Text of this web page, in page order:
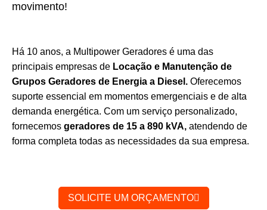
movimento!
Há 10 anos, a Multipower Geradores é uma das
principais empresas de Locação e Manutenção de
Grupos Geradores de Energia a Diesel. Oferecemos
suporte essencial em momentos emergenciais e de alta
demanda energética. Com um serviço personalizado,
fornecemos geradores de 15 a 890 kVA, atendendo de
forma completa todas as necessidades da sua empresa.
SOLICITE UM ORÇAMENTO